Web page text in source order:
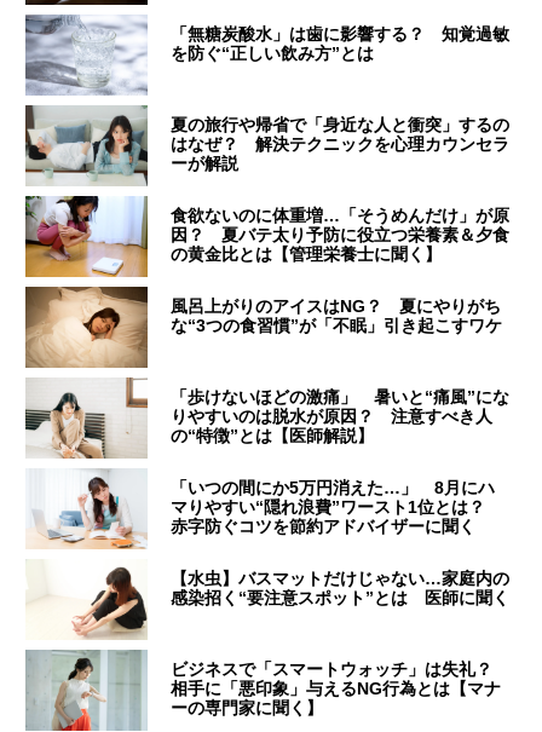
「無糖炭酸水」は歯に影響する？ 知覚過敏
を防ぐ“正しい飲み方”とは
夏の旅行や帰省で「身近な人と衝突」するの
はなぜ？ 解決テクニックを心理カウンセラ
ーが解説
食欲ないのに体重増…「そうめんだけ」が原
因？ 夏バテ太り予防に役立つ栄養素＆夕食
の黄金比とは【管理栄養士に聞く】
風呂上がりのアイスはNG？ 夏にやりがち
な“3つの食習慣”が「不眠」引き起こすワケ
「歩けないほどの激痛」 暑いと“痛風”にな
りやすいのは脱水が原因？ 注意すべき人
の“特徴”とは【医師解説】
「いつの間にか5万円消えた…」 8月にハ
マりやすい“隠れ浪費”ワースト1位とは？
赤字防ぐコツを節約アドバイザーに聞く
【水虫】バスマットだけじゃない…家庭内の
感染招く“要注意スポット”とは 医師に聞く
ビジネスで「スマートウォッチ」は失礼？
相手に「悪印象」与えるNG行為とは【マナ
ーの専門家に聞く】